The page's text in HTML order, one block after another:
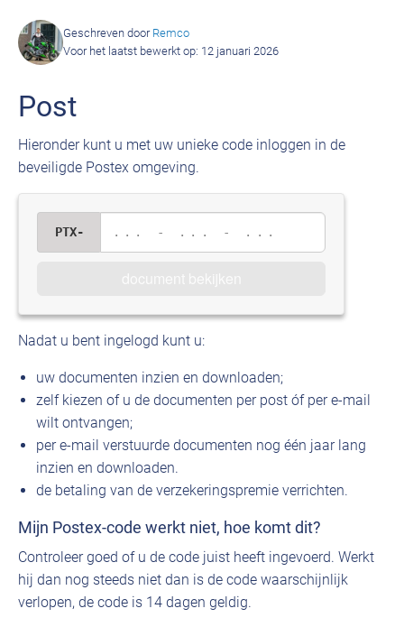
Geschreven door Remco
Voor het laatst bewerkt op: 12 januari 2026
Post
Hieronder kunt u met uw unieke code inloggen in de
beveiligde Postex omgeving.
PTX- ... - ... - ...
Nadat u bent ingelogd kunt u:
uw documenten inzien en downloaden;
zelf kiezen of u de documenten per post óf per e-mail
wilt ontvangen;
per e-mail verstuurde documenten nog één jaar lang
inzien en downloaden.
de betaling van de verzekeringspremie verrichten.
Mijn Postex-code werkt niet, hoe komt dit?
Controleer goed of u de code juist heeft ingevoerd. Werkt
hij dan nog steeds niet dan is de code waarschijnlijk
verlopen, de code is 14 dagen geldig.